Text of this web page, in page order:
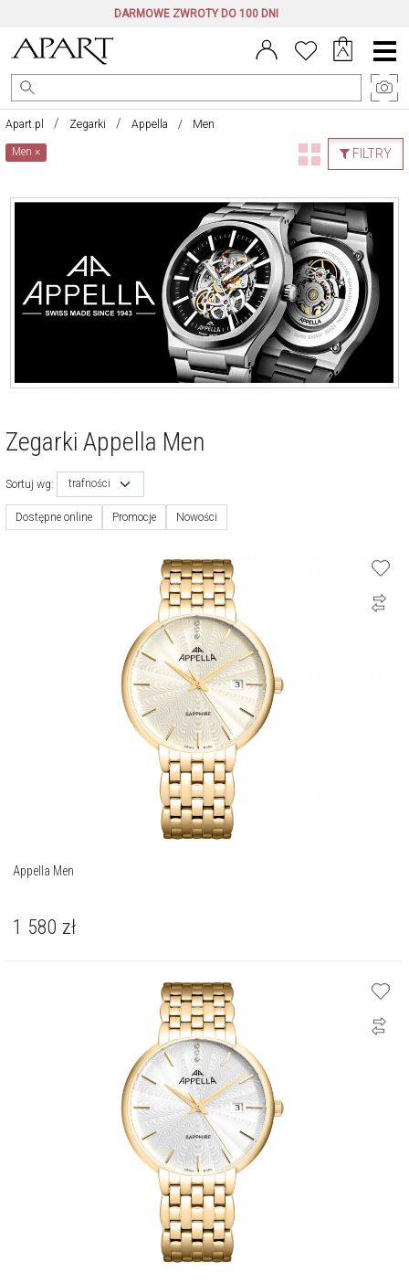
DARMOWE ZWROTY DO 100 DNI
Menu
główne
Apart.pl Zegarki Appella Men
FILTRY
Men×
Zegarki Appella Men
Sortuj wg: trafności
Dostępne online Promocje Nowości
Appella Men
1 580 zł